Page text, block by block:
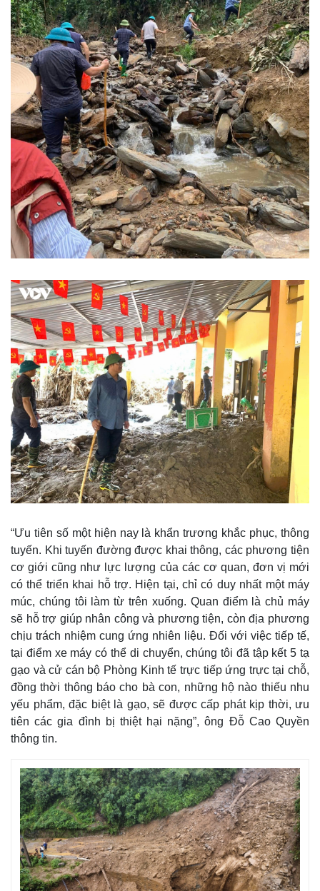
Kinh tế
Khởi nghiệp
Thị trường
Tiêu dùng
Tỷ giá
Chứng khoán
Giá cà phê
“Ưu tiên số một hiện nay là khẩn trương khắc phục, thông
tuyến. Khi tuyến đường được khai thông, các phương tiện
cơ giới cũng như lực lượng của các cơ quan, đơn vị mới
có thể triển khai hỗ trợ. Hiện tại, chỉ có duy nhất một máy
múc, chúng tôi làm từ trên xuống. Quan điểm là chủ máy
sẽ hỗ trợ giúp nhân công và phương tiện, còn địa phương
chịu trách nhiệm cung ứng nhiên liệu. Đối với việc tiếp tế,
tại điểm xe máy có thể di chuyển, chúng tôi đã tập kết 5 tạ
gạo và cử cán bộ Phòng Kinh tế trực tiếp ứng trực tại chỗ,
đồng thời thông báo cho bà con, những hộ nào thiếu nhu
yếu phẩm, đặc biệt là gạo, sẽ được cấp phát kịp thời, ưu
tiên các gia đình bị thiệt hại nặng”, ông Đỗ Cao Quyền
thông tin.